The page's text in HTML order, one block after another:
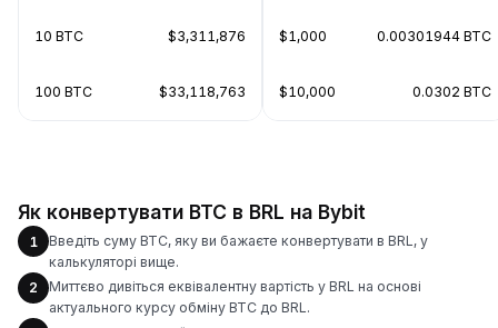
10 BTC $3,311,876
100 BTC $33,118,763
$1,000 0.00301944 BTC
$10,000 0.0302 BTC
Як конвертувати BTC в BRL на Bybit
1
Введіть суму BTC, яку ви бажаєте конвертувати в BRL, у
калькуляторі вище.
2
Миттєво дивіться еквівалентну вартість у BRL на основі
актуального курсу обміну BTC до BRL.